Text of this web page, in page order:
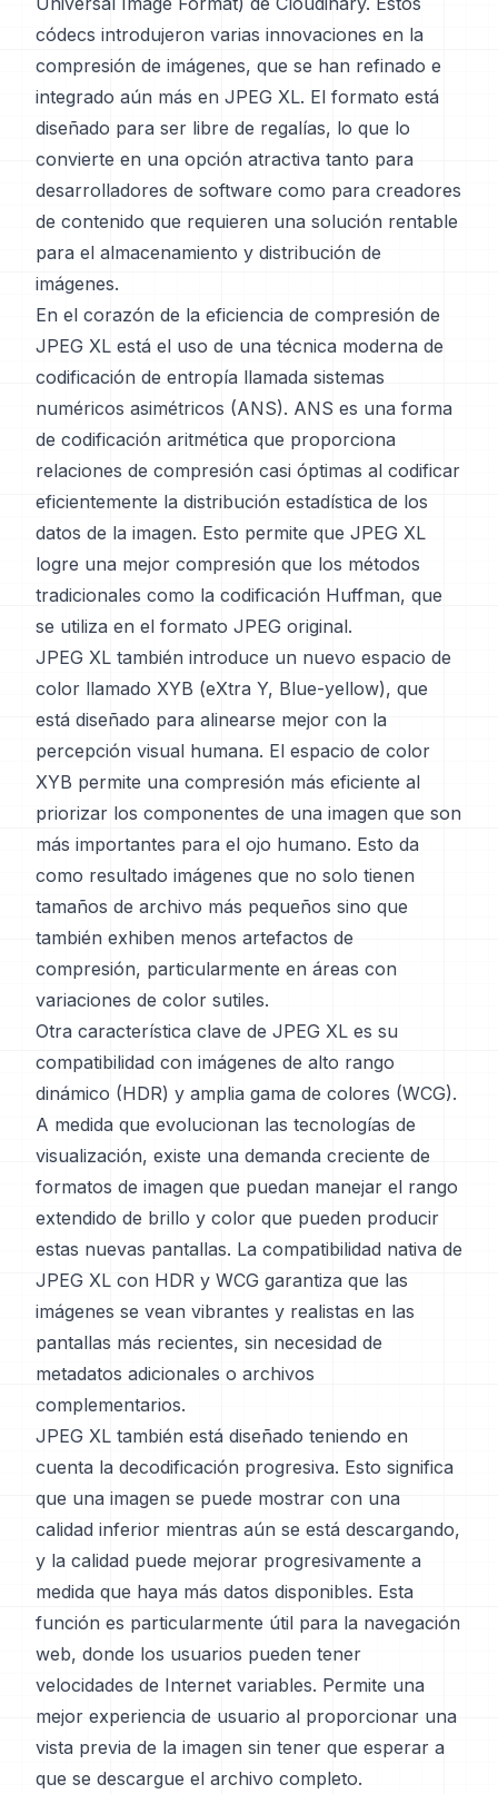
códecs introdujeron varias innovaciones en la
compresión de imágenes, que se han refinado e
integrado aún más en JPEG XL. El formato está
diseñado para ser libre de regalías, lo que lo
convierte en una opción atractiva tanto para
desarrolladores de software como para creadores
de contenido que requieren una solución rentable
para el almacenamiento y distribución de
imágenes.
En el corazón de la eficiencia de compresión de
JPEG XL está el uso de una técnica moderna de
codificación de entropía llamada sistemas
numéricos asimétricos (ANS). ANS es una forma
de codificación aritmética que proporciona
relaciones de compresión casi óptimas al codificar
eficientemente la distribución estadística de los
datos de la imagen. Esto permite que JPEG XL
logre una mejor compresión que los métodos
tradicionales como la codificación Huffman, que
se utiliza en el formato JPEG original.
JPEG XL también introduce un nuevo espacio de
color llamado XYB (eXtra Y, Blue-yellow), que
está diseñado para alinearse mejor con la
percepción visual humana. El espacio de color
XYB permite una compresión más eficiente al
priorizar los componentes de una imagen que son
más importantes para el ojo humano. Esto da
como resultado imágenes que no solo tienen
tamaños de archivo más pequeños sino que
también exhiben menos artefactos de
compresión, particularmente en áreas con
variaciones de color sutiles.
Otra característica clave de JPEG XL es su
compatibilidad con imágenes de alto rango
dinámico (HDR) y amplia gama de colores (WCG).
A medida que evolucionan las tecnologías de
visualización, existe una demanda creciente de
formatos de imagen que puedan manejar el rango
extendido de brillo y color que pueden producir
estas nuevas pantallas. La compatibilidad nativa de
JPEG XL con HDR y WCG garantiza que las
imágenes se vean vibrantes y realistas en las
pantallas más recientes, sin necesidad de
metadatos adicionales o archivos
complementarios.
JPEG XL también está diseñado teniendo en
cuenta la decodificación progresiva. Esto significa
que una imagen se puede mostrar con una
calidad inferior mientras aún se está descargando,
y la calidad puede mejorar progresivamente a
medida que haya más datos disponibles. Esta
función es particularmente útil para la navegación
web, donde los usuarios pueden tener
velocidades de Internet variables. Permite una
mejor experiencia de usuario al proporcionar una
vista previa de la imagen sin tener que esperar a
que se descargue el archivo completo.